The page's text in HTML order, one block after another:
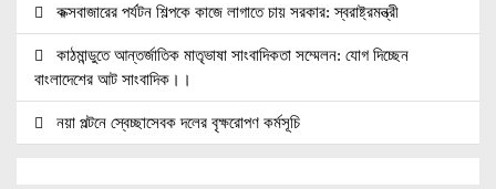
কক্সবাজারের পর্যটন শিল্পকে কাজে লাগাতে চায় সরকার: স্বরাষ্ট্রমন্ত্রী
কাঠমান্ডুতে আন্তর্জাতিক মাতৃভাষা সাংবাদিকতা সম্মেলন: যোগ দিচ্ছেন
বাংলাদেশের আট সাংবাদিক।।
নয়া পল্টনে স্বেচ্ছাসেবক দলের বৃক্ষরোপণ কর্মসূচি